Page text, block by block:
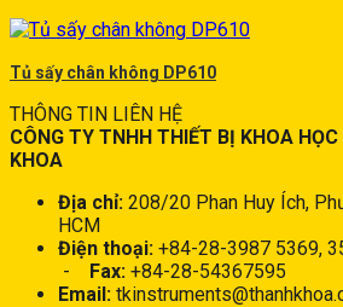
Tủ sấy chân không DP610
THÔNG TIN LIÊN HỆ
CÔNG TY TNHH THIẾT BỊ KHOA
KHOA
Địa chỉ: 208/20 Phan Huy Ích,
HCM
Điện thoại: +84-28-3987 5369,
- Fax: +84-28-54367595
Email: